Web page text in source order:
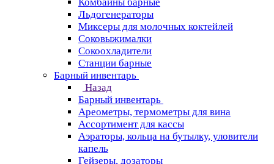
Льдогенераторы
Миксеры для молочных коктейлей
Соковыжималки
Сокоохладители
Станции барные
Барный инвентарь
Назад
Барный инвентарь
Ареометры, термометры для вина
Ассортимент для кассы
Аэраторы, кольца на бутылку, уловители
капель
Гейзеры, дозаторы